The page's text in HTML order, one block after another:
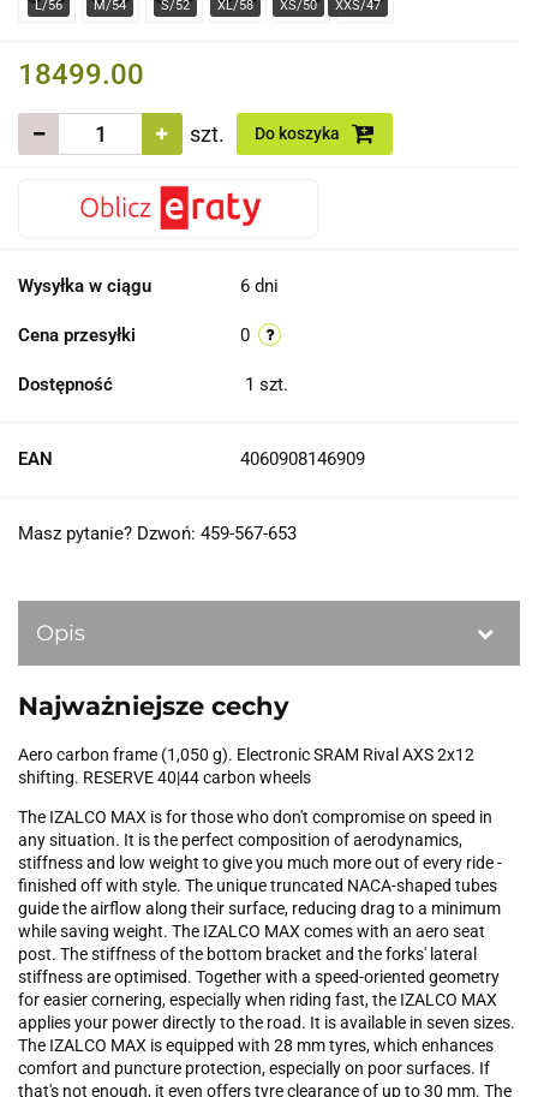
18499.00
szt. Do koszyka
Wysyłka w ciągu 6 dni
Cena przesyłki 0
Dostępność 1 szt.
EAN 4060908146909
Masz pytanie? Dzwoń: 459-567-653
Opis
Najważniejsze cechy
Aero carbon frame (1,050 g). Electronic SRAM Rival AXS 2x12
shifting. RESERVE 40|44 carbon wheels
The IZALCO MAX is for those who don't compromise on speed in
any situation. It is the perfect composition of aerodynamics,
stiffness and low weight to give you much more out of every ride -
finished off with style. The unique truncated NACA-shaped tubes
guide the airflow along their surface, reducing drag to a minimum
while saving weight. The IZALCO MAX comes with an aero seat
post. The stiffness of the bottom bracket and the forks' lateral
stiffness are optimised. Together with a speed-oriented geometry
for easier cornering, especially when riding fast, the IZALCO MAX
applies your power directly to the road. It is available in seven sizes.
The IZALCO MAX is equipped with 28 mm tyres, which enhances
comfort and puncture protection, especially on poor surfaces. If
that's not enough, it even offers tyre clearance of up to 30 mm. The